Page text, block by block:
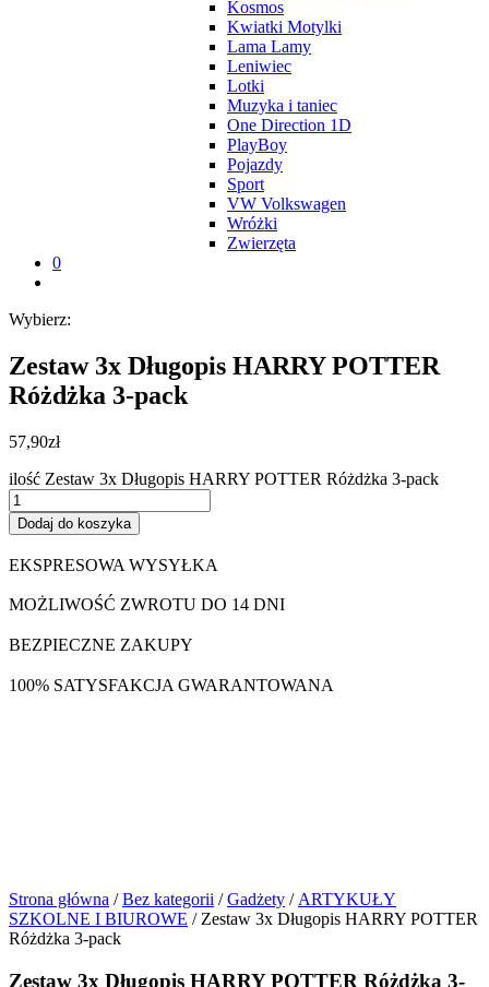
Kosmos
Kwiatki Motylki
Lama Lamy
Leniwiec
Lotki
Muzyka i taniec
One Direction 1D
PlayBoy
Pojazdy
Sport
VW Volkswagen
Wróżki
Zwierzęta
0
Wybierz:
Zestaw 3x Długopis HARRY POTTER
Różdżka 3-pack
57,90zł
ilość Zestaw 3x Długopis HARRY POTTER Różdżka 3-pack
Dodaj do koszyka
EKSPRESOWA WYSYŁKA
MOŻLIWOŚĆ ZWROTU DO 14 DNI
BEZPIECZNE ZAKUPY
100% SATYSFAKCJA GWARANTOWANA
Strona główna /Bez kategorii /Gadżety / ARTYKUŁY
SZKOLNE I BIUROWE / Zestaw 3x Długopis HARRY POTTER
Różdżka 3-pack
Zestaw 3x Długopis HARRY POTTER Różdżka 3-